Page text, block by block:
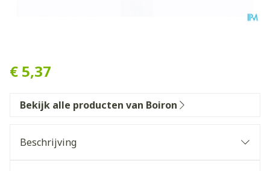
€ 5,37
Bekijk alle producten van Boiron
Beschrijving